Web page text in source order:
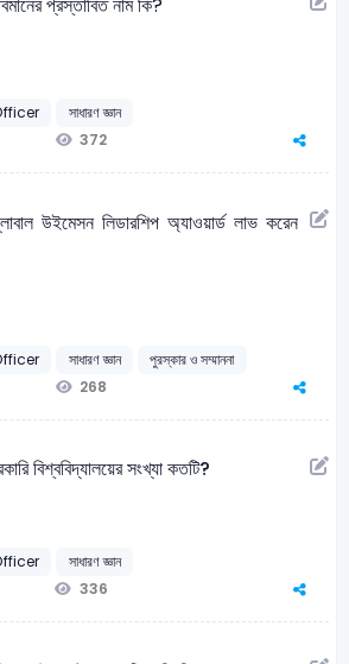
প্রস্তাবিত নাম কি?
সাধারণ জ্ঞান
372
উইমেসন লিডারশিপ অ্যাওয়ার্ড লাভ করেন
সাধারণ জ্ঞান
পুরস্কার ও সম্মাননা
268
বিশ্ববিদ্যালয়ের সংখ্যা কতটি?
সাধারণ জ্ঞান
336